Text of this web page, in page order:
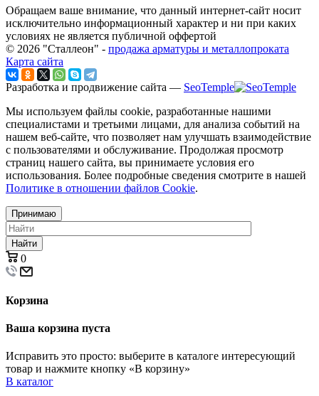
Обращаем ваше внимание, что данный интернет-сайт носит
исключительно информационный характер и ни при каких
условиях не является публичной оффертой
© 2026 "Сталлеон" - продажа арматуры и металлопроката
Карта сайта
Разработка и продвижение сайта — SeoTemple
Мы используем файлы cookie, разработанные нашими
специалистами и третьими лицами, для анализа событий на
нашем веб-сайте, что позволяет нам улучшать взаимодействие
с пользователями и обслуживание. Продолжая просмотр
страниц нашего сайта, вы принимаете условия его
использования. Более подробные сведения смотрите в нашей
Политике в отношении файлов Cookie.
Принимаю
Найти
0
Корзина
Ваша корзина пуста
Исправить это просто: выберите в каталоге интересующий
товар и нажмите кнопку «В корзину»
В каталог